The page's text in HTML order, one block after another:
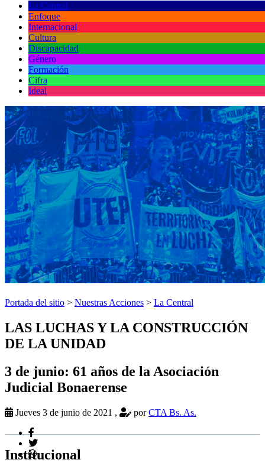
La Central
Enfoque
Internacional
Cultura
Discapacidad
Género
Formación
Cifra
Ideal
Portada del sitio > Nuestras Acciones > La Central
LAS LUCHAS Y LA CONSTRUCCIÓN
DE LA UNIDAD
3 de junio: 61 años de la Asociación
Judicial Bonaerense
Jueves 3 de junio de 2021 , porCTA Bs. As.
Institucional